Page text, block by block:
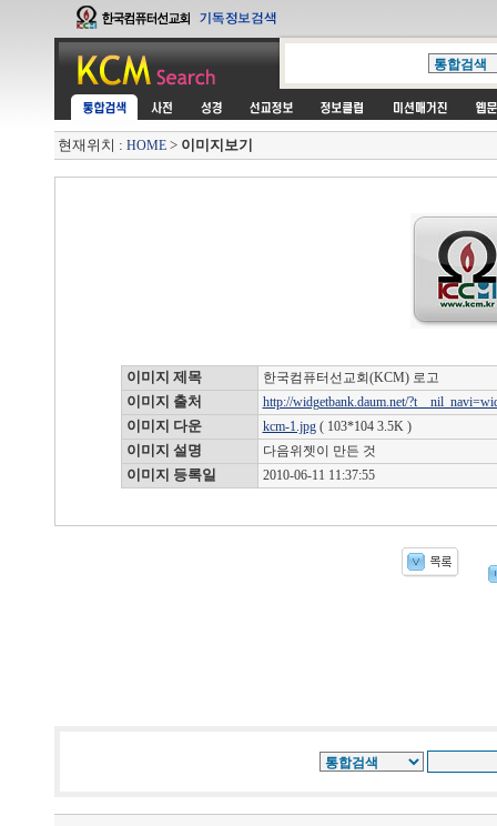
현재위치 : HOME > 이미지보기
이미지 제목 한국컴퓨터선교회(KCM) 로고
이미지 출처 http://widgetbank.daum.net/
이미지 다운 kcm-1.jpg( 103*104 3.5K )
이미지 설명 다음위젯이 만든 것
이미지 등록일 2010-06-11 11:37:55